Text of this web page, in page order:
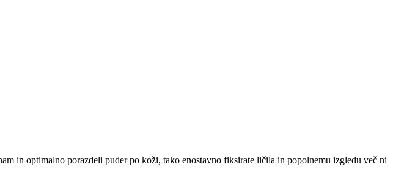
in optimalno porazdeli puder po koži, tako enostavno fiksirate ličila in popolnemu izgledu več ni